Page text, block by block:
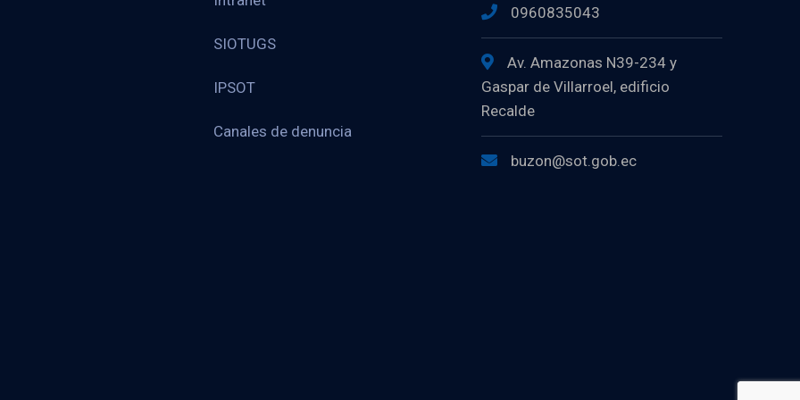
SIOTUGS
IPSOT
Canales de denuncia
0960835043
Av. Amazonas N39-234 y
Gaspar de Villarroel, edificio
Recalde
buzon@sot.gob.ec